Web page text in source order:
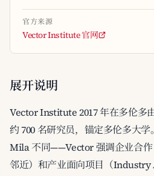
官方来源
Vector Institute 官网
展开说明
Vector Institute 2017 年在多伦多
约 700 名研究员，锚定多伦多大
Mila 不同——Vector 强调企业合
邻近）和产业面向项目（